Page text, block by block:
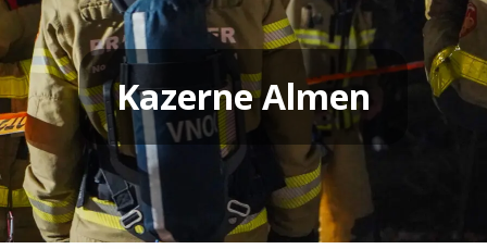
Kazerne Almen